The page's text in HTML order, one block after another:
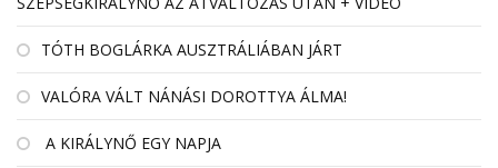
TÓTH BOGLÁRKA AUSZTRÁLIÁBAN JÁRT
VALÓRA VÁLT NÁNÁSI DOROTTYA ÁLMA!
A KIRÁLYNŐ EGY NAPJA